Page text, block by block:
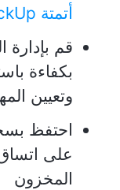
أتمتة ClickUp
قم بإدارة
بكفاءة
وتعيين
احتفظ
على اتساق
المخزون